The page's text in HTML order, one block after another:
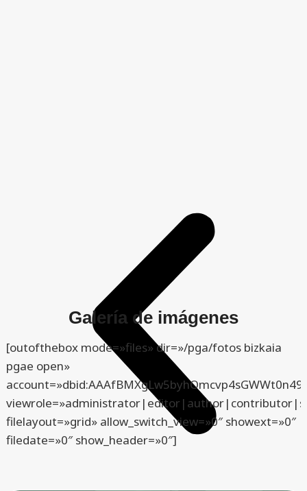
Galería de imágenes
[outofthebox mode=»files» dir=»/pga/fotos bizkaia
pgae open»
filelayout=»grid» allow_switch_view=»0″ showext=»0″
filedate=»0″ show_header=»0″]